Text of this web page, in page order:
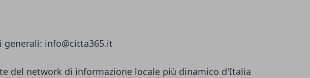
generali: info@citta365.it
del network di informazione locale più dinamico d'Italia